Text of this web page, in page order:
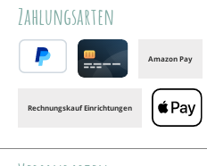
Zahlungsarten
Amazon Pay
Rechnungskauf Einrichtungen